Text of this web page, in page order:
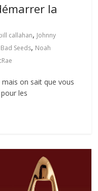
la
callahan, Johnny
Seeds, Noah
on sait que vous
les